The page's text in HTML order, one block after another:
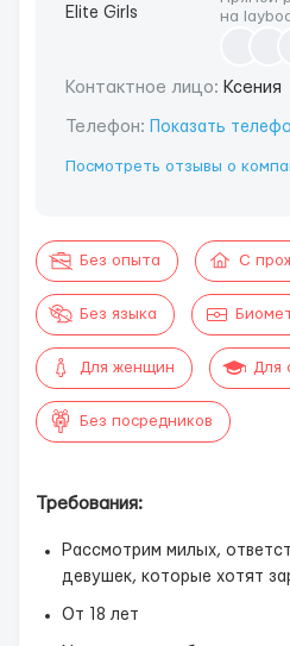
на
Контактное лицо: Ксения
Телефон: Показать
Посмотреть отзывы о
Без опыта С
Без языка
Для женщин Для
Без посредников
Требования:
Рассмотрим милых,
девушек, которые хотят
От 18 лет